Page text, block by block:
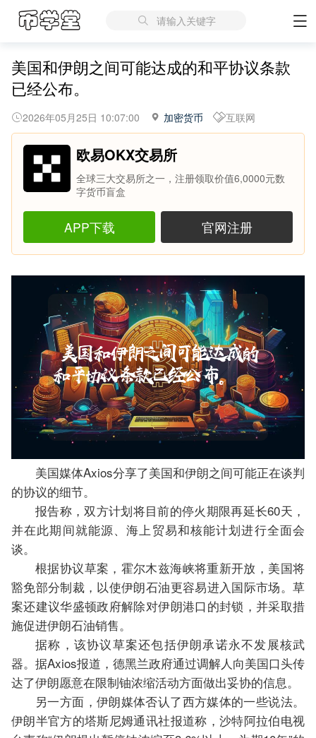
请输入关键字
美国和伊朗之间可能达成的和平协议条款
已经公布。
2026年05月25日 10:07:00 加密货币 互联网
欧易OKX交易所
全球三大交易所之一，注册领取价值6,0000元数
字货币盲盒
APP下载 官网注册
美国媒体Axios分享了美国和伊朗之间可能正在谈判
的协议的细节。
报告称，双方计划将目前的停火期限再延长60天，
并在此期间就能源、海上贸易和核能计划进行全面会
谈。
根据协议草案，霍尔木兹海峡将重新开放，美国将
豁免部分制裁，以使伊朗石油更容易进入国际市场。草
案还建议华盛顿政府解除对伊朗港口的封锁，并采取措
施促进伊朗石油销售。
据称，该协议草案还包括伊朗承诺永不发展核武
器。据Axios报道，德黑兰政府通过调解人向美国口头传
达了伊朗愿意在限制铀浓缩活动方面做出妥协的信息。
另一方面，伊朗媒体否认了西方媒体的一些说法。
伊朗半官方的塔斯尼姆通讯社报道称，沙特阿拉伯电视